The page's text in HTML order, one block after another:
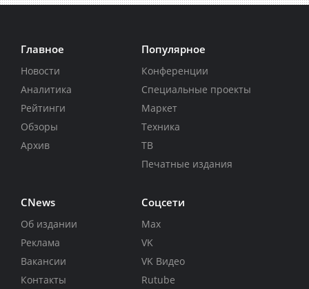
Главное
Новости
Аналитика
Рейтинги
Обзоры
Архив
Популярное
Конференции
Специальные проекты
Маркет
Техника
ТВ
Печатные издания
CNews
Об издании
Реклама
Вакансии
Контакты
Соцсети
Max
VK
VK Видео
Rutube